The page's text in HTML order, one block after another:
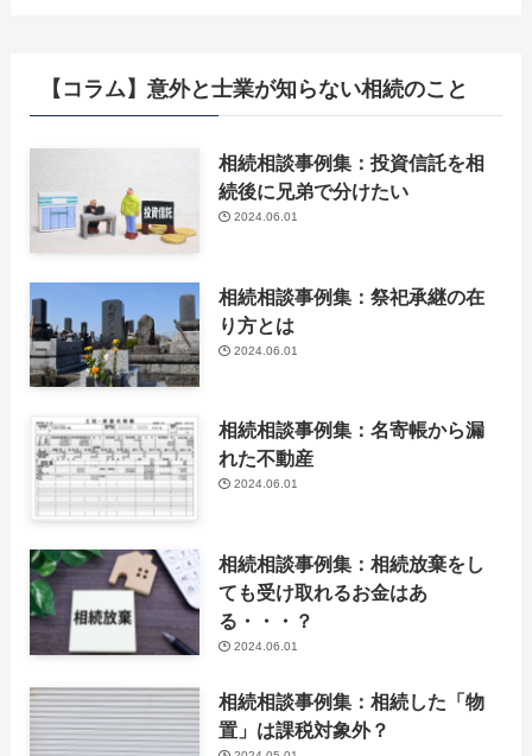
【コラム】意外と士業が知らない相続のこと
相続相談事例集：投資信託を相
続後に兄弟で分けたい
2024.06.01
相続相談事例集：祭祀承継の在
り方とは
2024.06.01
相続相談事例集：名寄帳から漏
れた不動産
2024.06.01
相続相談事例集：相続放棄をし
ても受け取れるお金はあ
る・・・？
2024.06.01
相続相談事例集：相続した「物
置」は課税対象外？